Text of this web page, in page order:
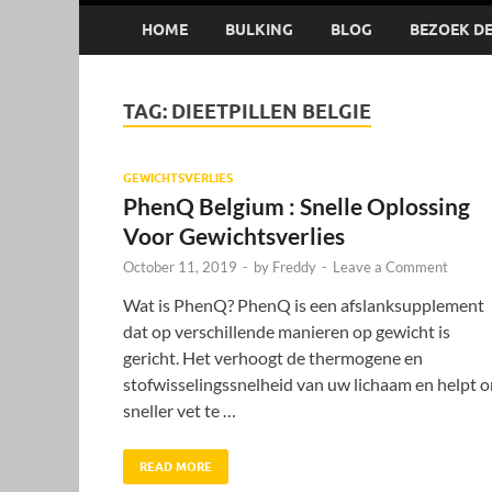
HOME BULKING BLOG BEZOEK
TAG: DIEETPILLEN BELGIE
GEWICHTSVERLIES
PhenQ Belgium : Snelle Oplossing
Voor Gewichtsverlies
October 11, 2019 - by Freddy - Leave a Comment
Wat is PhenQ? PhenQ is een afslanksupplement
dat op verschillende manieren op gewicht is
gericht. Het verhoogt de thermogene en
stofwisselingssnelheid van uw lichaam en helpt
sneller vet te …
READ MORE